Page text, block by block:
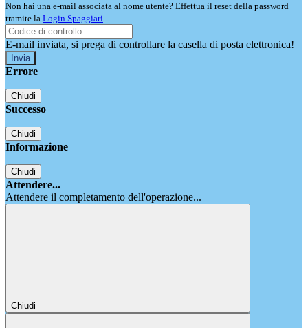
Non hai una e-mail associata al nome utente? Effettua il reset della password
tramite la Login Spaggiari
E-mail inviata, si prega di controllare la casella di posta elettronica!
Errore
Chiudi
Successo
Chiudi
Informazione
Chiudi
Attendere...
Attendere il completamento dell'operazione...
Chiudi